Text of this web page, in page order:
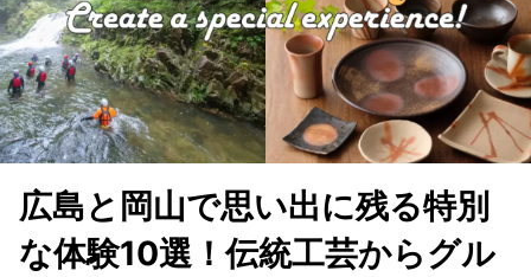
広島と岡山で思い出に残る特別
な体験10選！伝統工芸からグル